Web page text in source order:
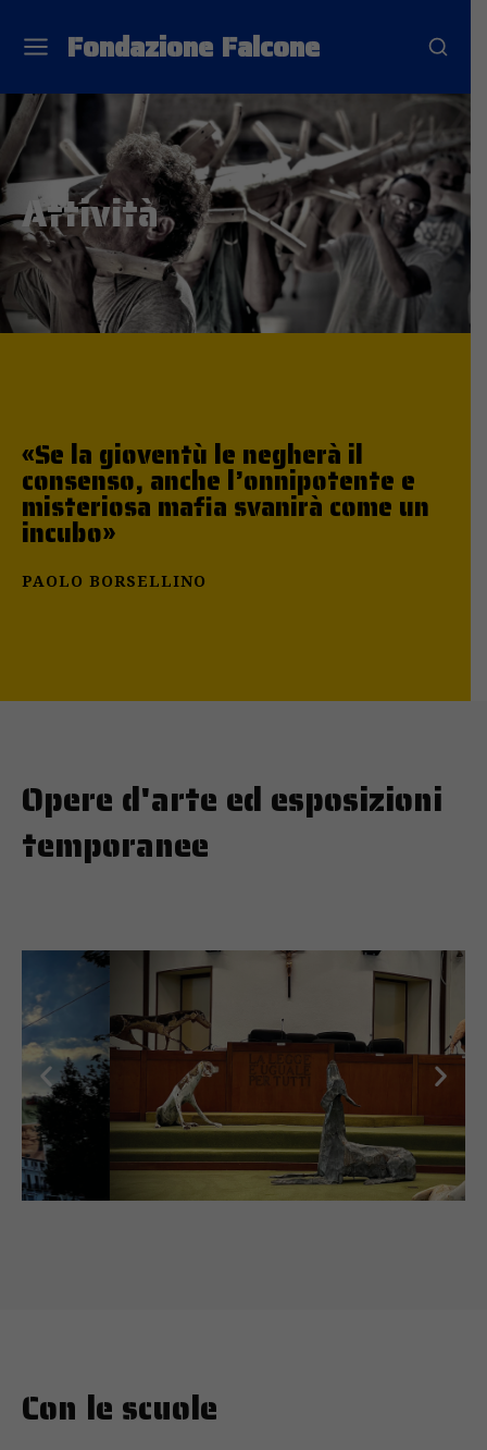
Fondazione Falcone
Attività
«Se la gioventù le negherà il
consenso, anche l’onnipotente e
misteriosa mafia svanirà come un
incubo»
PAOLO BORSELLINO
Opere d'arte ed esposizioni
temporanee
Con le scuole